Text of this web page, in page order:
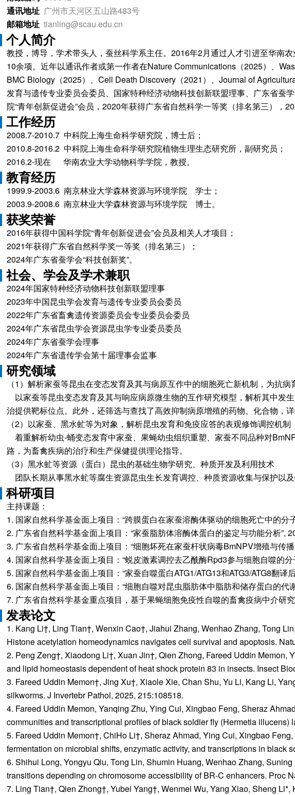
通讯地址 广州市天河区五山路483号
邮箱地址 tianling@scau.edu.cn
个人简介
教授，博导，学术带头人，蚕丝科学系主任。2016年2月通过人才引进至华南
10余项。近年以通讯作者或第一作者在Nature Communications（2025）、
BMC Biology（2025）、Cell Death Discovery（2021）、Journal of
发育与遗传专业委员会委员、国家特种经济动物科技创新联盟理事、广东省蚕
院“青年创新促进会”会员，2020年获得广东省自然科学一等奖（排名第三），
工作经历
2008.7-2010.7 中科院上海生命科学研究院，博士后；
2010.8-2016.2 中科院上海生命科学研究院植物生理生态研究所，副研究员；
2016.2-现在 华南农业大学动物科学学院，教授。
教育经历
1999.9-2003.6 南京林业大学森林资源与环境学院 学士；
2003.9-2008.6 南京林业大学森林资源与环境学院 博士。
获奖荣誉
2016年获得中国科学院“青年创新促进会”会员及相关人才项目；
2021年获得广东省自然科学奖一等奖（排名第三）；
2024年广东省蚕学会“科技创新奖”。
社会、学会及学术兼职
2024年国家特种经济动物科技创新联盟理事
2023年中国昆虫学会发育与遗传专业委员会委员
2022年广东省畜禽遗传资源委员会专业委员会委员
2024年广东省昆虫学会资源昆虫学专业委员委员
2024年广东省蚕学会理事
2024年广东省遗传学会第十届理事会监事
研究领域
（1）解析家蚕等昆虫在变态发育及其与病原互作中的细胞死亡新机制，为抗病
以家蚕等昆虫变态发育及其与响应病原微生物的互作研究模型，解析其中发
治提供靶标位点。此外，还筛选与查找了高效抑制病原增殖的药物、化合物，
（2）以家蚕、黑水虻等为对象，解析昆虫发育和免疫应答的表观修饰调控机制
着重解析幼虫-蛹变态发育中家蚕、果蝇幼虫组织重塑、家蚕不同品种对
路，为畜禽疾病的治疗和生产保健提供理论指导。
（3）黑水虻等资源（蛋白）昆虫的基础生物学研究、种质开发及利用技术
团队长期从事黑水虻等腐生资源昆虫生长发育调控、种质资源收集与保护以
科研项目
主持课题：
1. 国家自然科学基金面上项目：“跨膜蛋白在家蚕溶酶体驱动的细胞死亡中的分
2. 广东省自然科学基金面上项目：“家蚕脂肪体溶酶体蛋白的鉴定与功能分析”,
3. 广东省自然科学基金面上项目：“细胞坏死在家蚕杆状病毒BmNPV增殖与传播
4. 国家自然科学基金面上项目：“蜕皮激素调控去乙酰酶Rpd3参与细胞自噬的分
5. 国家自然科学基金面上项目：“家蚕自噬蛋白ATG1/ATG13和ATG3/ATG8翻译
6. 国家自然科学基金面上项目：“细胞自噬对昆虫脂肪体中脂肪和储存蛋白的代
7. 广东省自然科学基金重点项目，基于果蝇细胞免疫性自噬的畜禽疫病中介研
发表论文
1. Kang Li†, Ling Tian†, Wenxin Cao†, Jiahui Zhang, Wenhao Zhang, Tong
Histone acetylation homeodynamics navigates cell survival and apoptosis.
2. Peng Zeng†, Xiaodong Li†, Xuan Jin†, Qien Zhong, Fareed Uddin
and lipid homeostasis dependent of heat shock protein 83 in insects. Insect
3. Fareed Uddin Memon†, Jing Xu†, Xiaole Xie, Chan Shu, Yu Li, Kang Li,
silkworms. J Invertebr Pathol, 2025, 215:108518.
4. Fareed Uddin Memon, Yanqing Zhu, Ying Cui, Xingbao Feng, Sheraz
communities and transcriptional profiles of black soldier fly (Hermetia
5. Fareed Uddin Memon†, ChiHo Li†, Sheraz Ahmad, Ying Cui, Xingbao
fermentation on microbial shifts, enzymatic activity, and transcriptions in
6. Shihui Long, Yongyu Qiu, Tong Lin, Shumin Huang, Wenhao Zhang,
transitions depending on chromosome accessibility of BR-C enhancers. Proc
7. Ling Tian†, Qien Zhong†, Yubei Yang†, Wenmei Wu, Yang Xiao, Sheng